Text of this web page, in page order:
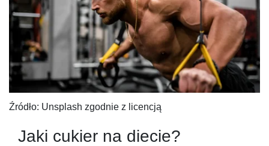
Źródło: Unsplash zgodnie z licencją
Jaki cukier na diecie?